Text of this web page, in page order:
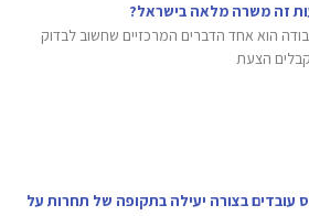
זה משרה מלאה בישראל?
הוא אחד הדברים המרכזיים שחשוב לבדוק
הצעת
עובדים בצורה יעילה בתקופה של תחרות על